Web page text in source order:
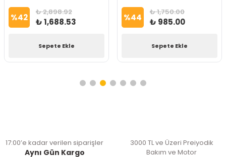
%42 ₺ 2,898.92
₺ 1,688.53
Sepete Ekle
%44 ₺ 1,750.00
₺ 985.00
Sepete Ekle
17:00’e kadar verilen siparişler
Aynı Gün Kargo
3000 TL ve Üzeri Preiyodik
Bakım ve Motor